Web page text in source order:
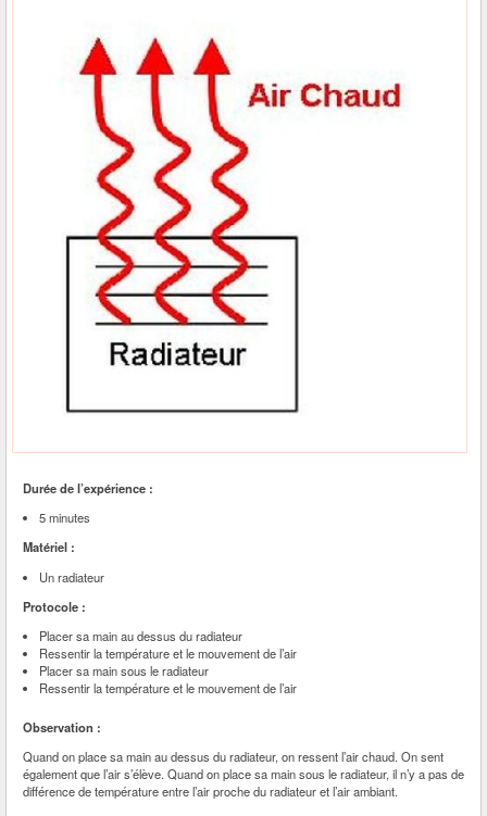
Durée de l’expérience :
5 minutes
Matériel :
Un radiateur
Protocole :
Placer sa main au dessus du radiateur
Ressentir la température et le mouvement de l’air
Placer sa main sous le radiateur
Ressentir la température et le mouvement de l’air
Observation :
Quand on place sa main au dessus du radiateur, on ressent l’air chaud. On sent
également que l’air s’élève. Quand on place sa main sous le radiateur, il n’y a pas de
différence de température entre l’air proche du radiateur et l’air ambiant.